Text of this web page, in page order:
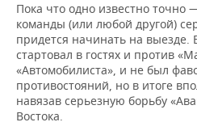
Пока что одно известно точно
команды (или любой другой)
придется начинать на выезде.
стартовал в гостях и против
«Автомобилиста», и не был
противостояний, но в итоге
навязав серьезную борьбу
Востока.